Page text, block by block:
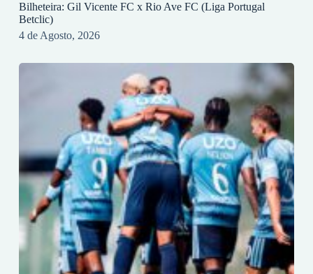
Bilheteira: Gil Vicente FC x Rio Ave FC (Liga Portugal
Betclic)
4 de Agosto, 2026